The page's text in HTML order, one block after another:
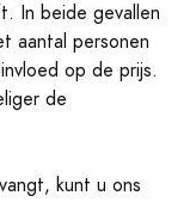
In beide gevallen
aantal personen
op de prijs.
de
kunt u ons